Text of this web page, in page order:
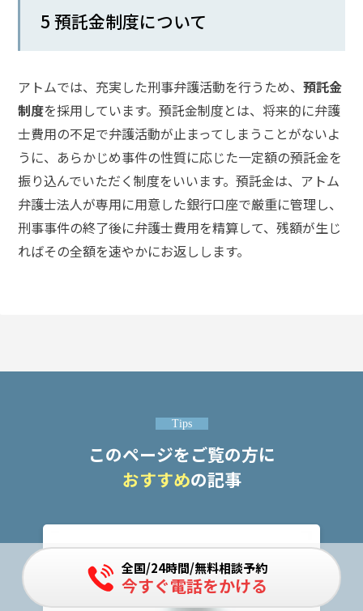
5 預託金制度について
アトムでは、充実した刑事弁護活動を行うため、預託金
制度を採用しています。預託金制度とは、将来的に弁護
士費用の不足で弁護活動が止まってしまうことがないよ
うに、あらかじめ事件の性質に応じた一定額の預託金を
振り込んでいただく制度をいいます。預託金は、アトム
弁護士法人が専用に用意した銀行口座で厳重に管理し、
刑事事件の終了後に弁護士費用を精算して、残額が生じ
ればその全額を速やかにお返しします。
Tips
このページをご覧の方に
おすすめの記事
全国/24時間/無料相談予約
今すぐ電話をかける